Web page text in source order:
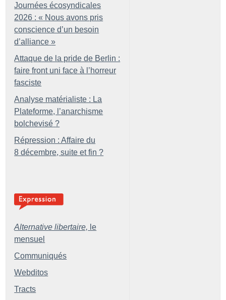
Journées écosyndicales
2026 : « Nous avons pris
conscience d’un besoin
d’alliance »
Attaque de la pride de Berlin :
faire front uni face à l’horreur
fasciste
Analyse matérialiste : La
Plateforme, l’anarchisme
bolchevisé ?
Répression : Affaire du
8 décembre, suite et fin ?
Alternative libertaire, le
mensuel
Communiqués
Webditos
Tracts